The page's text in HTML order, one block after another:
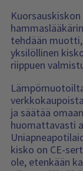
tehdään
yksilöllinen
riippuen
ja säätää
huomattavasti
kisko on CE-
ole, etenkään